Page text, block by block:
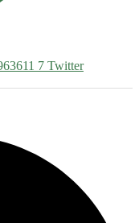
7 Twitter